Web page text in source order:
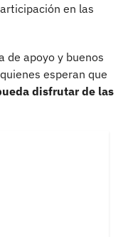
en las
de apoyo y buenos
esperan que
disfrutar de las